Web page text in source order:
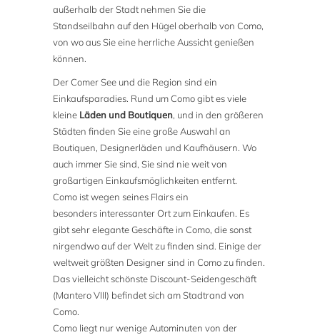
außerhalb der Stadt nehmen Sie die
Standseilbahn auf den Hügel oberhalb von Como,
von wo aus Sie eine herrliche Aussicht genießen
können.
Der Comer See und die Region sind ein
Einkaufsparadies. Rund um Como gibt es viele
kleine Läden und Boutiquen, und in den größeren
Städten finden Sie eine große Auswahl an
Boutiquen, Designerläden und Kaufhäusern. Wo
auch immer Sie sind, Sie sind nie weit von
großartigen Einkaufsmöglichkeiten entfernt.
Como ist wegen seines Flairs ein
besonders interessanter Ort zum Einkaufen. Es
gibt sehr elegante Geschäfte in Como, die sonst
nirgendwo auf der Welt zu finden sind. Einige der
weltweit größten Designer sind in Como zu finden.
Das vielleicht schönste Discount-Seidengeschäft
(Mantero VIII) befindet sich am Stadtrand von
Como.
Como liegt nur wenige Autominuten von der